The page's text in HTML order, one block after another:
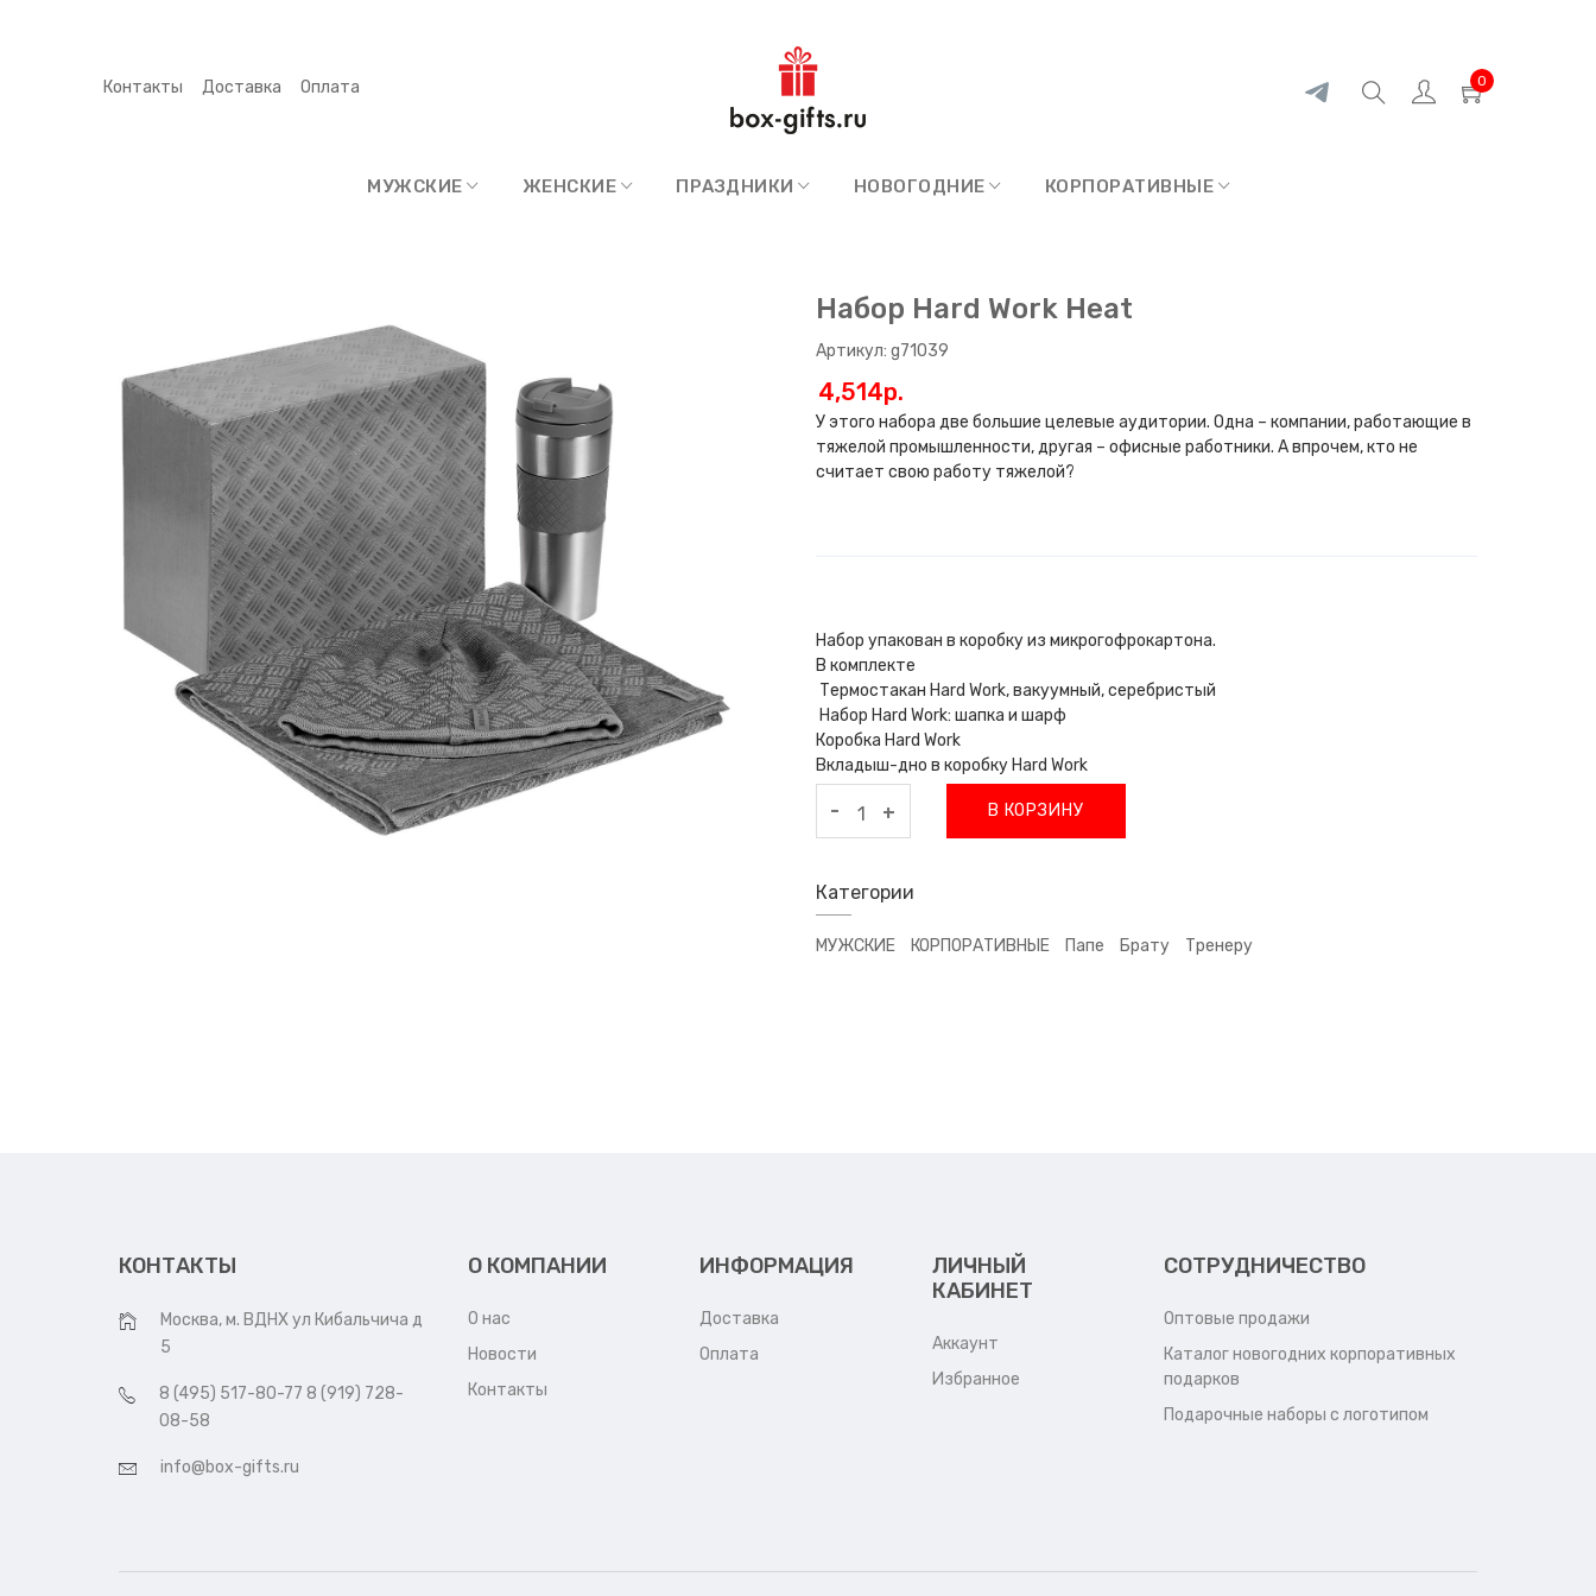
Контакты Доставка Оплата
МУЖСКИЕ ЖЕНСКИЕ ПРАЗДНИКИ НОВОГОДНИЕ КОРПОРАТИВНЫЕ
0
Набор Hard Work Heat
Артикул: g71039
4,514p.
У этого набора две большие целевые аудитории. Одна – компании, работающие в
тяжелой промышленности, другая – офисные работники. А впрочем, кто не
считает свою работу тяжелой?
Набор упакован в коробку из микрогофрокартона.
В комплекте
Термостакан Hard Work, вакуумный, серебристый
Набор Hard Work: шапка и шарф
Коробка Hard Work
Вкладыш-дно в коробку Hard Work
- + В КОРЗИНУ
Категории
МУЖСКИЕ КОРПОРАТИВНЫЕ Папе Брату Тренеру
КОНТАКТЫ
Москва, м. ВДНХ ул Кибальчича д
5
8 (495) 517-80-77 8 (919) 728-
08-58
info@box-gifts.ru
О КОМПАНИИ
О нас
Новости
Контакты
ИНФОРМАЦИЯ
Доставка
Оплата
ЛИЧНЫЙ
КАБИНЕТ
Аккаунт
Избранное
СОТРУДНИЧЕСТВО
Оптовые продажи
Каталог новогодних корпоративных
подарков
Подарочные наборы с логотипом